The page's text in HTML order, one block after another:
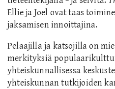
Ellie ja Joel ovat taas
jaksamisen innoittajina.
Pelaajilla ja katsojilla on
merkityksiä
yhteiskunnallisessa
yhteiskunnan tutkijoiden